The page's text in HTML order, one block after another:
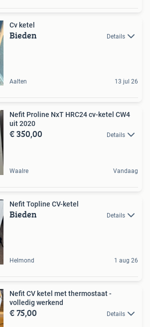
Cv ketel
Bieden Details
Aalten 13 jul 26
Nefit Proline NxT HRC24 cv-ketel CW4
uit 2020
€ 350,00 Details
Waalre Vandaag
Nefit Topline CV-ketel
Bieden Details
Helmond 1 aug 26
Nefit CV ketel met thermostaat -
volledig werkend
€ 75,00 Details